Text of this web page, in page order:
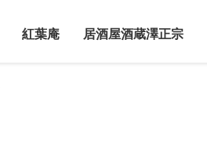
紅葉庵 居酒屋酒蔵澤正宗